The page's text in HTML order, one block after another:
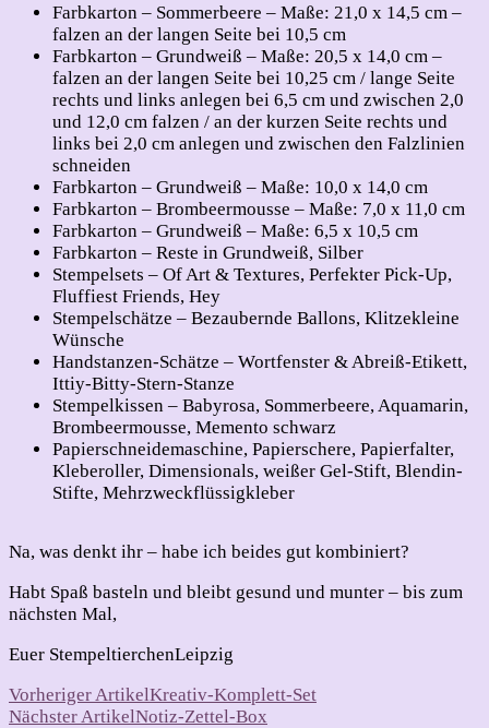
Farbkarton – Sommerbeere – Maße: 21,0 x 14,5 cm –
falzen an der langen Seite bei 10,5 cm
Farbkarton – Grundweiß – Maße: 20,5 x 14,0 cm –
falzen an der langen Seite bei 10,25 cm / lange Seite
rechts und links anlegen bei 6,5 cm und zwischen 2,0
und 12,0 cm falzen / an der kurzen Seite rechts und
links bei 2,0 cm anlegen und zwischen den Falzlinien
schneiden
Farbkarton – Grundweiß – Maße: 10,0 x 14,0 cm
Farbkarton – Brombeermousse – Maße: 7,0 x 11,0 cm
Farbkarton – Grundweiß – Maße: 6,5 x 10,5 cm
Farbkarton – Reste in Grundweiß, Silber
Stempelsets – Of Art & Textures, Perfekter Pick-Up,
Fluffiest Friends, Hey
Stempelschätze – Bezaubernde Ballons, Klitzekleine
Wünsche
Handstanzen-Schätze – Wortfenster & Abreiß-Etikett,
Ittiy-Bitty-Stern-Stanze
Stempelkissen – Babyrosa, Sommerbeere, Aquamarin,
Brombeermousse, Memento schwarz
Papierschneidemaschine, Papierschere, Papierfalter,
Kleberoller, Dimensionals, weißer Gel-Stift, Blendin-
Stifte, Mehrzweckflüssigkleber
Na, was denkt ihr – habe ich beides gut kombiniert?
Habt Spaß basteln und bleibt gesund und munter – bis zum
nächsten Mal,
Euer StempeltierchenLeipzig
Beitragsnavigation
Vorheriger ArtikelKreativ-Komplett-Set
Nächster ArtikelNotiz-Zettel-Box